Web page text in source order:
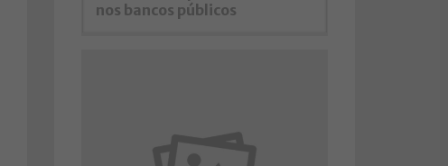
nos bancos públicos